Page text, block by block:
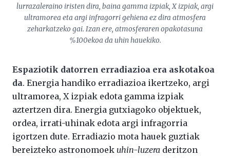
lurrazaleraino iristen dira, baina gamma izpiak, X izpiak, argi
ultramorea eta argi infragorri gehiena ez dira atmosfera
zeharkatzeko gai. Izan ere, atmosferaren opakotasuna
%100ekoa da uhin hauekiko.
Espaziotik datorren erradiazioa era askotakoa
da. Energia handiko erradiazioa ikertzeko, argi
ultramorea, X izpiak edota gamma izpiak
aztertzen dira. Energia gutxiagoko objektuek,
ordea, irrati-uhinak edota argi infragorria
igortzen dute. Erradiazio mota hauek guztiak
bereizteko astronomoek uhin-luzera deritzon